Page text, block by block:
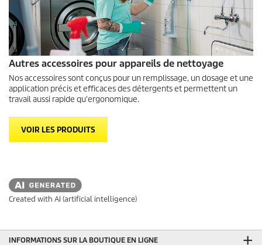
Autres accessoires pour appareils de nettoyage
Nos accessoires sont conçus pour un remplissage, un dosage et une
application précis et efficaces des détergents et permettent un
travail aussi rapide qu'ergonomique.
VOIR LES PRODUITS
Created with AI (artificial intelligence)
INFORMATIONS SUR LA BOUTIQUE EN LIGNE